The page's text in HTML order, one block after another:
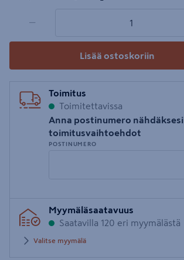
−
Lisää ostoskoriin
Toimitus
Toimitettavissa
Anna postinumero nähdäksesi
toimitusvaihtoehdot
POSTINUMERO
postinumero
Myymäläsaatavuus
Saatavilla 120 eri myymälästä
Valitse myymälä